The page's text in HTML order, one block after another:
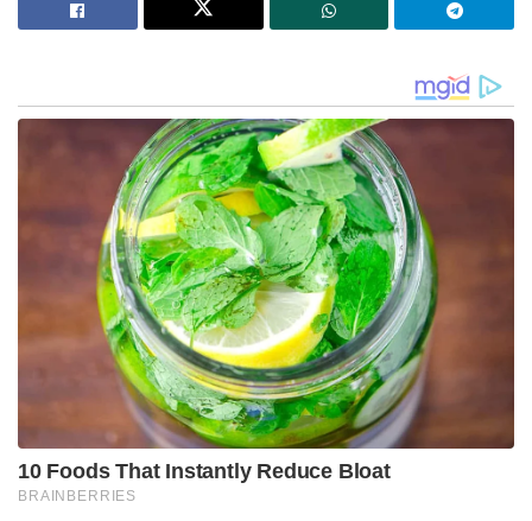
സംഭവത്തിനും ഞാന്‍ സാക്ഷിയല്ല. ഇത് ജനങ്ങള്‍
ഞാന്‍ എന്ന അമ്മയെ ഇത്രയും ഫ്രെയിം ചെയ്ത്
മുഖ്യമന്ത്രിയും സ്പീക്കറും ബാക്കിയുള്ള
പൊളിറ്റീഷ്യന്‍സിനെയും ചേര്‍ത്തുവെച്ച് എന്നെ
പറഞ്ഞു. എന്നെ ഞാന്‍ അല്ലാതെ ആക്കി. എന്നെയും
എന്റെ കുടുംബത്തെയും ആത്മഹത്യയുടെ വക്കില്‍
കൊണ്ടു നിര്‍ത്തി. ഒരു മുഖ്യമന്ത്രിക്കോ ഇവിടെ ഇപ്പോ
ഭരിച്ചു കൊണ്ടിരിക്കുന്ന ഒരു മന്ത്രിമാര്‍ക്കോ ഒരു
സ്പീക്കര്‍ക്കോ അഞ്ച് സംസ്ഥാനങ്ങളില്‍ പോലുമോ
ആരെയും ബാധിക്കില്ല. നിങ്ങള്‍ വിചാരിക്കുന്നതെല്ലാം
തെറ്റാണ്. ഇതൊന്നും ആരെയും ബാധിക്കാന്‍
പോകുന്നില്ല. അവര്‍ പറഞ്ഞു.
Stories you may like